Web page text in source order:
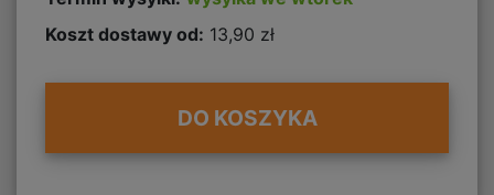
Koszt dostawy od: 13,90 zł
DO KOSZYKA